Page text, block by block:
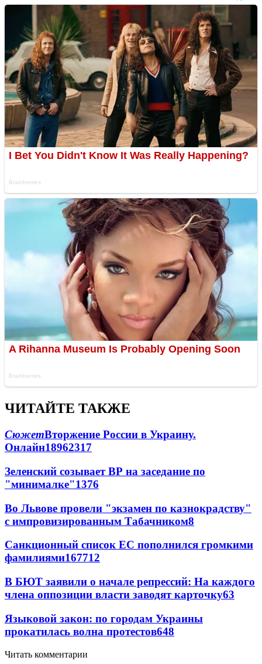
ЧИТАЙТЕ ТАКЖЕ
СюжетВторжение России в Украину.
Онлайн18962317
Зеленский созывает ВР на заседание по
"минималке"1376
Во Львове провели "экзамен по казнокрадству"
с импровизированным Табачником8
Санкционный список ЕС пополнился громкими
фамилиями167712
В БЮТ заявили о начале репрессий: На каждого
члена оппозиции власти заводят карточку63
Языковой закон: по городам Украины
прокатилась волна протестов648
Читать комментарии